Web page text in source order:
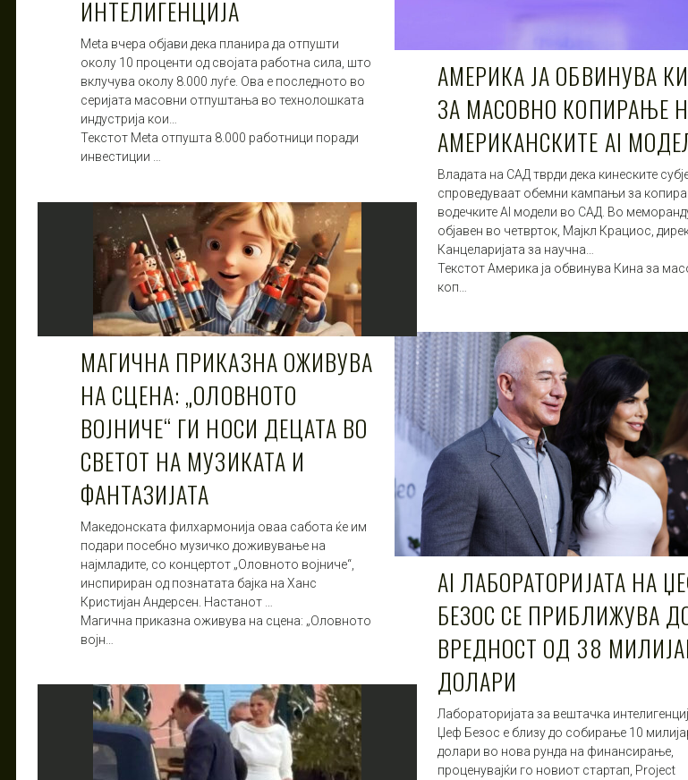
ИНТЕЛИГЕНЦИЈА
Meta вчера објави дека планира да отпушти
околу 10 проценти од својата работна сила, што
вклучува околу 8.000 луѓе. Ова е последното во
серијата масовни отпуштања во технолошката
индустрија кои…
Текстот Meta отпушта 8.000 работници поради
инвестиции …
АМЕРИКА ЈА ОБВИНУВА
ЗА МАСОВНО КОПИРАЊЕ
АМЕРИКАНСКИТЕ AI
Владата на САД тврди дека кинеските
спроведуваат обемни кампањи за
водечките AI модели во САД. Во
објавен во четврток, Мајкл Крациос,
Канцеларијата за научна…
Текстот Америка ја обвинува Кина за
коп…
МАГИЧНА ПРИКАЗНА ОЖИВУВА
НА СЦЕНА: „ОЛОВНОТО
ВОЈНИЧЕ“ ГИ НОСИ ДЕЦАТА ВО
СВЕТОТ НА МУЗИКАТА И
ФАНТАЗИЈАТА
Македонската филхармонија оваа сабота ќе им
подари посебно музичко доживување на
најмладите, со концертот „Оловното војниче“,
инспириран од познатата бајка на Ханс
Кристијан Андерсен. Настанот …
Магична приказна оживува на сцена: „Оловното
војн…
AI ЛАБОРАТОРИЈАТА НА
БЕЗОС СЕ ПРИБЛИЖУВА
ВРЕДНОСТ ОД 38
ДОЛАРИ
Лабораторијата за вештачка
Џеф Безос е близу до собирање 10
долари во нова рунда на финансирање,
проценувајќи го новиот стартап, Project